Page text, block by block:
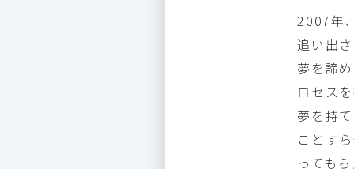
2007年
追い出
夢を諦
ロセス
夢を持
ことす
っても